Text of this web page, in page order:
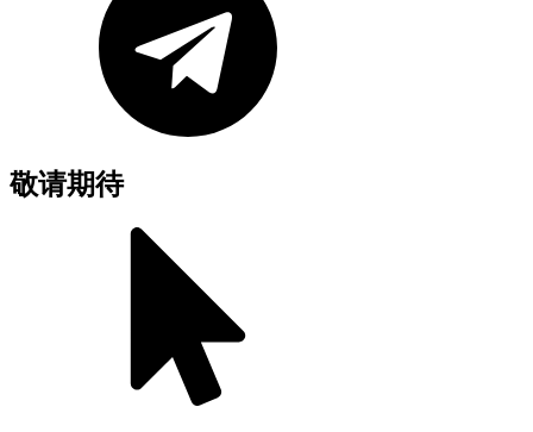
敬请期待